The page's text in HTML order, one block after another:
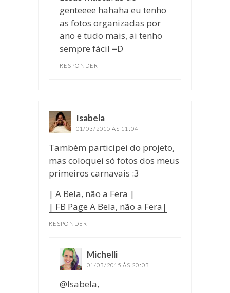
genteeee hahaha eu tenho
as fotos organizadas por
ano e tudo mais, ai tenho
sempre fácil =D
RESPONDER
Isabela
01/03/2015 ÀS 11:04
Também participei do projeto,
mas coloquei só fotos dos meus
primeiros carnavais :3
| A Bela, não a Fera |
| FB Page A Bela, não a Fera|
RESPONDER
Michelli
01/03/2015 ÀS 20:03
@Isabela,